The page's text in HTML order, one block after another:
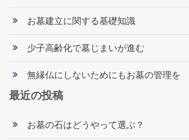
お墓建立に関する基礎知識
少子高齢化で墓じまいが進む
無縁仏にしないためにもお墓の管理を
最近の投稿
お墓の石はどうやって選ぶ？